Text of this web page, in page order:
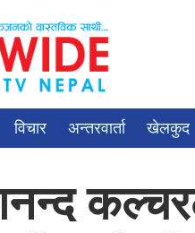
विचार अन्तरवार्ता खेलकुद